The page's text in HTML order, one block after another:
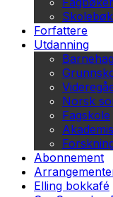
Forfattere
Utdanning
Norsk
Fagskole
Abonnement
Elling bokkafé